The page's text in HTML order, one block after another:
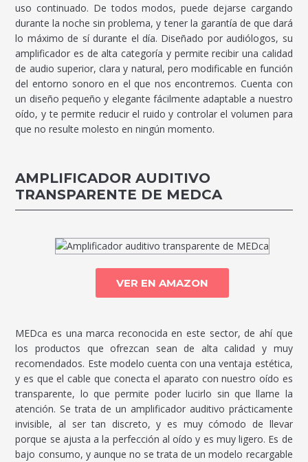
uso continuado. De todos modos, puede dejarse cargando
durante la noche sin problema, y tener la garantía de que dará
lo máximo de sí durante el día. Diseñado por audiólogos, su
amplificador es de alta categoría y permite recibir una calidad
de audio superior, clara y natural, pero modificable en función
del entorno sonoro en el que nos encontremos. Cuenta con
un diseño pequeño y elegante fácilmente adaptable a nuestro
oído, y te permite reducir el ruido y controlar el volumen para
que no resulte molesto en ningún momento.
AMPLIFICADOR AUDITIVO
TRANSPARENTE DE MEDCA
VER EN AMAZON
MEDca es una marca reconocida en este sector, de ahí que
los productos que ofrezcan sean de alta calidad y muy
recomendados. Este modelo cuenta con una ventaja estética,
y es que el cable que conecta el aparato con nuestro oído es
transparente, lo que permite poder lucirlo sin que llame la
atención. Se trata de un amplificador auditivo prácticamente
invisible, al ser tan discreto, y es muy cómodo de llevar
porque se ajusta a la perfección al oído y es muy ligero. Es de
bajo consumo, y aunque no se trata de un modelo recargable